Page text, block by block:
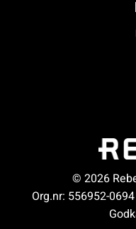
© 2026
Org.nr: 556952-